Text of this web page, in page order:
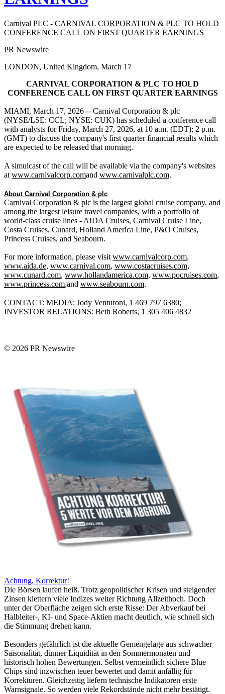
Carnival PLC - CARNIVAL CORPORATION & PLC TO HOLD
CONFERENCE CALL ON FIRST QUARTER EARNINGS
PR Newswire
LONDON, United Kingdom, March 17
CARNIVAL CORPORATION & PLC TO HOLD
CONFERENCE CALL ON FIRST QUARTER EARNINGS
MIAMI, March 17, 2026 -- Carnival Corporation & plc
(NYSE/LSE: CCL; NYSE: CUK) has scheduled a conference call
with analysts for Friday, March 27, 2026, at 10 a.m. (EDT); 2 p.m.
(GMT) to discuss the company's first quarter financial results which
are expected to be released that morning.
A simulcast of the call will be available via the company's websites
at www.carnivalcorp.comand www.carnivalplc.com.
About Carnival Corporation & plc
Carnival Corporation & plc is the largest global cruise company, and
among the largest leisure travel companies, with a portfolio of
world-class cruise lines - AIDA Cruises, Carnival Cruise Line,
Costa Cruises, Cunard, Holland America Line, P&O Cruises,
Princess Cruises, and Seabourn.
For more information, please visit www.carnivalcorp.com,
www.aida.de, www.carnival.com, www.costacruises.com,
www.cunard.com, www.hollandamerica.com, www.pocruises.com,
www.princess.com,and www.seabourn.com.
CONTACT: MEDIA: Jody Venturoni, 1 469 797 6380;
INVESTOR RELATIONS: Beth Roberts, 1 305 406 4832
© 2026 PR Newswire
Achtung, Korrektur!
Die Börsen laufen heiß. Trotz geopolitischer Krisen und steigender
Zinsen klettern viele Indizes weiter Richtung Allzeithoch. Doch
unter der Oberfläche zeigen sich erste Risse: Der Abverkauf bei
Halbleiter-, KI- und Space-Aktien macht deutlich, wie schnell sich
die Stimmung drehen kann.
Besonders gefährlich ist die aktuelle Gemengelage aus schwacher
Saisonalität, dünner Liquidität in den Sommermonaten und
historisch hohen Bewertungen. Selbst vermeintlich sichere Blue
Chips sind inzwischen teuer bewertet und damit anfällig für
Korrekturen. Gleichzeitig liefern technische Indikatoren erste
Warnsignale. So werden viele Rekordstände nicht mehr bestätigt.